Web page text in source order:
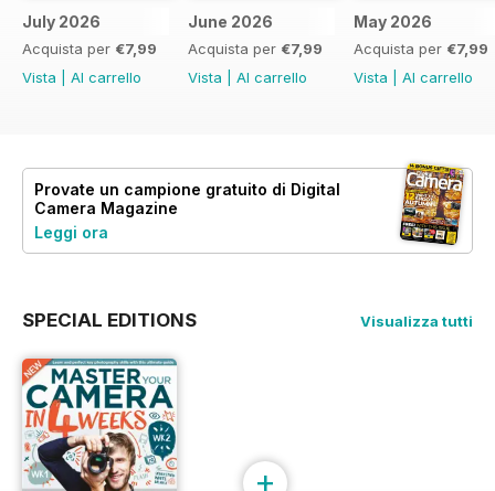
July 2026
Acquista per €7,99
Vista
Al carrello
June 2026
Acquista per €7,99
Vista
Al carrello
May 2026
Acquista per €7,99
Vista
Al carrello
Provate un campione gratuito di Digital
Camera Magazine
Leggi ora
SPECIAL EDITIONS Visualizza tutti
+